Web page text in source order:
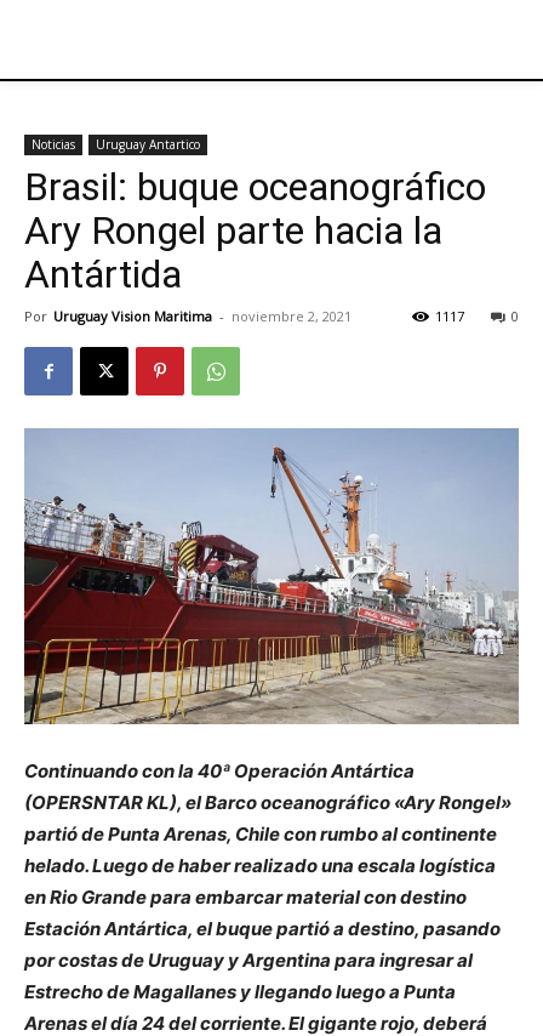
Noticias Uruguay Antartico
Brasil: buque oceanográfico
Ary Rongel parte hacia la
Antártida
Por Uruguay Vision Maritima - noviembre 2, 2021 0
1117
Continuando con la 40ª Operación Antártica
(OPERSNTAR KL), el Barco oceanográfico «Ary Rongel»
partió de Punta Arenas, Chile con rumbo al continente
helado. Luego de haber realizado una escala logística
en Rio Grande para embarcar material con destino
Estación Antártica, el buque partió a destino, pasando
por costas de Uruguay y Argentina para ingresar al
Estrecho de Magallanes y llegando luego a Punta
Arenas el día 24 del corriente. El gigante rojo, deberá